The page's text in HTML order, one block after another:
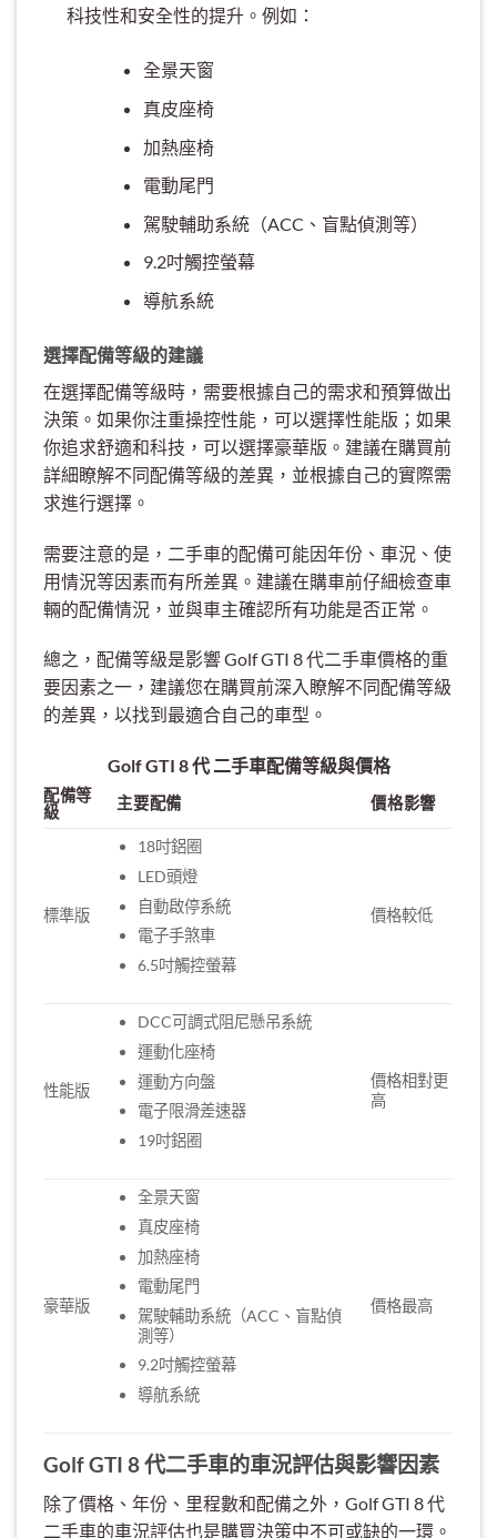
科技性和安全性的提升。例如：
全景天窗
真皮座椅
加熱座椅
電動尾門
駕駛輔助系統（ACC、盲點偵測等）
9.2吋觸控螢幕
導航系統
選擇配備等級的建議
在選擇配備等級時，需要根據自己的需求和預算做出
決策。如果你注重操控性能，可以選擇性能版；如果
你追求舒適和科技，可以選擇豪華版。建議在購買前
詳細瞭解不同配備等級的差異，並根據自己的實際需
求進行選擇。
需要注意的是，二手車的配備可能因年份、車況、使
用情況等因素而有所差異。建議在購車前仔細檢查車
輛的配備情況，並與車主確認所有功能是否正常。
總之，配備等級是影響 Golf GTI 8 代二手車價格的重
要因素之一，建議您在購買前深入瞭解不同配備等級
的差異，以找到最適合自己的車型。
Golf GTI 8 代 二手車配備等級與價格
配備等
級
主要配備 價格影響
標準版
18吋鋁圈
LED頭燈
自動啟停系統
電子手煞車
6.5吋觸控螢幕
價格較低
性能版
DCC可調式阻尼懸吊系統
運動化座椅
運動方向盤
電子限滑差速器
19吋鋁圈
價格相對更
高
豪華版
全景天窗
真皮座椅
加熱座椅
電動尾門
駕駛輔助系統（ACC、盲點偵
測等）
9.2吋觸控螢幕
導航系統
價格最高
Golf GTI 8 代二手車的車況評估與影響因素
除了價格、年份、里程數和配備之外，Golf GTI 8 代
二手車的車況評估也是購買決策中不可或缺的一環。